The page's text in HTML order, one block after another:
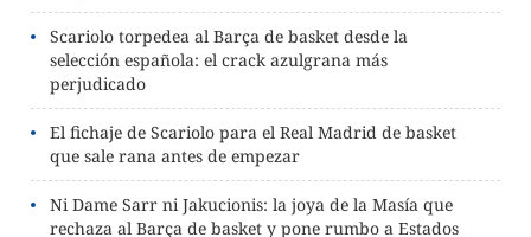
Scariolo torpedea al Barça de basket desde la
selección española: el crack azulgrana más
perjudicado
El fichaje de Scariolo para el Real Madrid de basket
que sale rana antes de empezar
Ni Dame Sarr ni Jakucionis: la joya de la Masía que
rechaza al Barça de basket y pone rumbo a Estados